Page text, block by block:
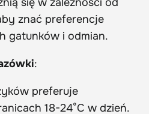
znać preferencje
gatunków i odmian.
:
preferuje
18-24°C w dzień.